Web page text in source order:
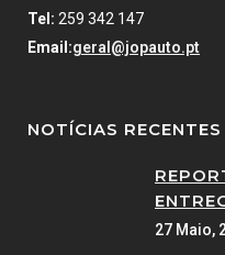
Tel: 259 342 147
Email:geral@jopauto.pt
NOTÍCIAS RECENTES
27 Maio,